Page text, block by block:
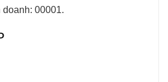
doanh: 00001.